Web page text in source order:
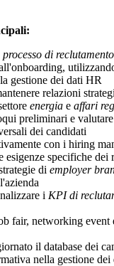
processo di reclutamento
gestione dei dati HR
relazioni
energia e affari
preliminari e
dei candidati
con i hiring
esigenze specifiche dei
di employer
i KPI di
fair, networking event
il database dei
nella gestione dei